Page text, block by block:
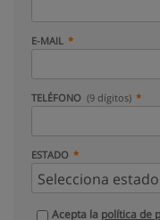
E-MAIL
TELÉFONO (9 dígitos)
ESTADO
Acepta la política de